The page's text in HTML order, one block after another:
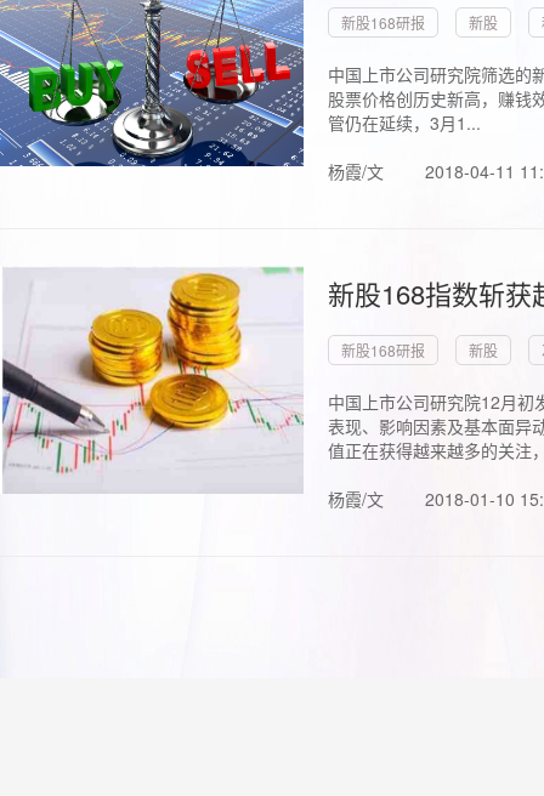
新股168研报 新股
中国上市公司研究院筛选的
股票价格创历史新高，赚钱
管仍在延续，3月1...
杨霞/文
2018-04-11
新股168指数斩
新股168研报 新股
中国上市公司研究院12月初
表现、影响因素及基本面异
值正在获得越来越多的关注
杨霞/文
2018-01-10